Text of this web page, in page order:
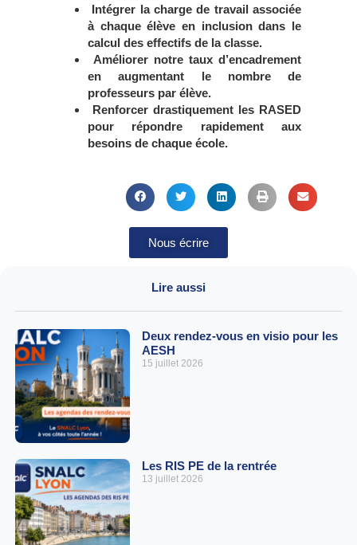
Intégrer la charge de travail associée
à chaque élève en inclusion dans le
calcul des effectifs de la classe.
Améliorer notre taux d’encadrement
en augmentant le nombre de
professeurs par élève.
Renforcer drastiquement les RASED
pour répondre rapidement aux
besoins de chaque école.
Nous écrire
Lire aussi
Deux rendez-vous en visio pour les
AESH
15 juillet 2026
Les RIS PE de la rentrée
13 juillet 2026